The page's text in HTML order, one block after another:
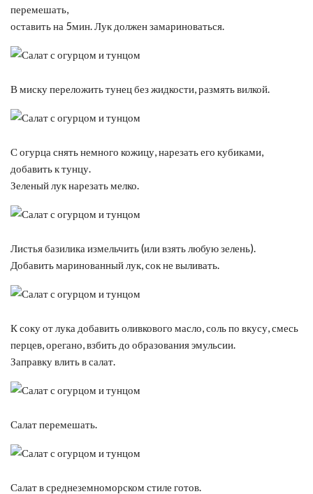
перемешать,
оставить на 5мин. Лук должен замариноваться.
В миску переложить тунец без жидкости, размять вилкой.
С огурца снять немного кожицу, нарезать его кубиками,
добавить к тунцу.
Зеленый лук нарезать мелко.
Листья базилика измельчить (или взять любую зелень).
Добавить маринованный лук, сок не выливать.
К соку от лука добавить оливкового масло, соль по вкусу, смесь
перцев, орегано, взбить до образования эмульсии.
Заправку влить в салат.
Салат перемешать.
Салат в среднеземноморском стиле готов.